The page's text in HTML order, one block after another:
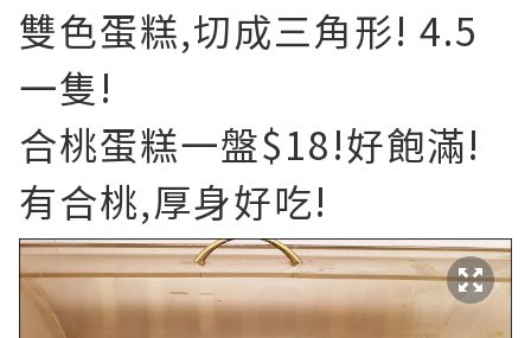
雙色蛋糕,切成三角形! 4.5
一隻!
合桃蛋糕一盤$18!好飽滿!
有合桃,厚身好吃!